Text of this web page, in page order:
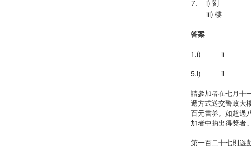
7.
i) 劉
iii) 樓
答案
1.i) ii
5.i) ii
請參加者在七月十
遞方式送交警政大
百元書券。如超過
加者中抽出得獎者
第一百二十七則遊